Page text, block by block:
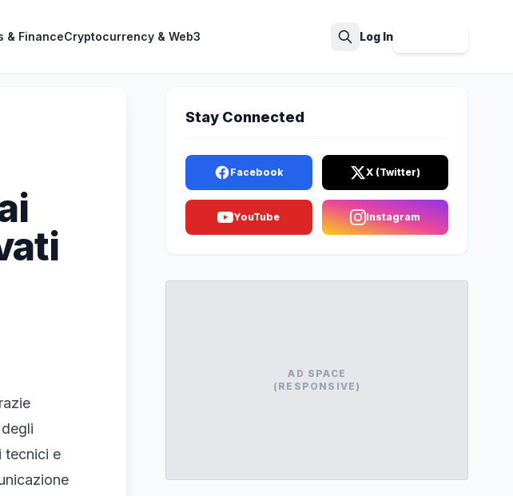
& FinanceCryptocurrency & Web3 Log In
tecnici e
Stay Connected
Facebook X (Twitter)
YouTube Instagram
AD SPACE
(RESPONSIVE)